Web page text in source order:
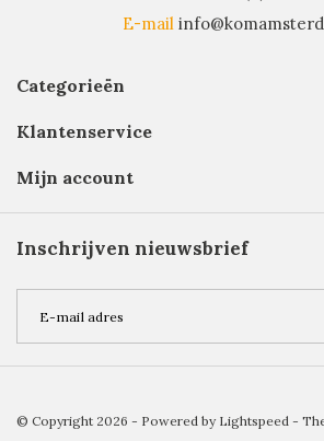
E-mail
Categorieën
Klantenservice
Mijn account
Inschrijven nieuwsbrief
© Copyright 2026 - Powered by Lightspeed -